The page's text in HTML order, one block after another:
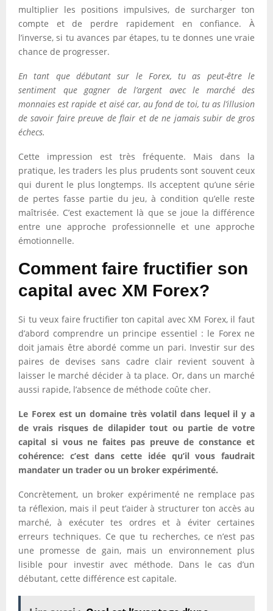
multiplier les positions impulsives, de surcharger ton
compte et de perdre rapidement en confiance. À
l’inverse, si tu avances par étapes, tu te donnes une vraie
chance de progresser.
En tant que débutant sur le Forex, tu as peut-être le
sentiment que gagner de l’argent avec le marché des
monnaies est rapide et aisé car, au fond de toi, tu as l’illusion
de savoir faire preuve de flair et de ne jamais subir de gros
échecs.
Cette impression est très fréquente. Mais dans la
pratique, les traders les plus prudents sont souvent ceux
qui durent le plus longtemps. Ils acceptent qu’une série
de pertes fasse partie du jeu, à condition qu’elle reste
maîtrisée. C’est exactement là que se joue la différence
entre une approche professionnelle et une approche
émotionnelle.
Comment faire fructifier son
capital avec XM Forex?
Si tu veux faire fructifier ton capital avec XM Forex, il faut
d’abord comprendre un principe essentiel : le Forex ne
doit jamais être abordé comme un pari. Investir sur des
paires de devises sans cadre clair revient souvent à
laisser le marché décider à ta place. Or, dans un marché
aussi rapide, l’absence de méthode coûte cher.
Le Forex est un domaine très volatil dans lequel il y a
de vrais risques de dilapider tout ou partie de votre
capital si vous ne faites pas preuve de constance et
cohérence: c’est dans cette idée qu’il vous faudrait
mandater un trader ou un broker expérimenté.
Concrètement, un broker expérimenté ne remplace pas
ta réflexion, mais il peut t’aider à structurer ton accès au
marché, à exécuter tes ordres et à éviter certaines
erreurs techniques. Ce que tu recherches, ce n’est pas
une promesse de gain, mais un environnement plus
lisible pour investir avec méthode. Dans le cas d’un
débutant, cette différence est capitale.